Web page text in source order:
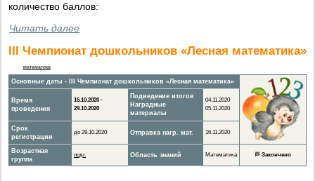
количество баллов:
Читать далее
III Чемпионат дошкольников «Лесная математика»
математика
Основные даты - III Чемпионат дошкольников «Лесная математика»
Время
проведения
15.10.2020 -
29.10.2020
Подведение итогов
Наградные
материалы
04.11.2020
05.11.2020
Срок
регистрации
до 29.10.2020 Отправка нагр. мат. 16.11.2020
Возрастная
группа
подг. Область знаний Математика 🏁 Закончено